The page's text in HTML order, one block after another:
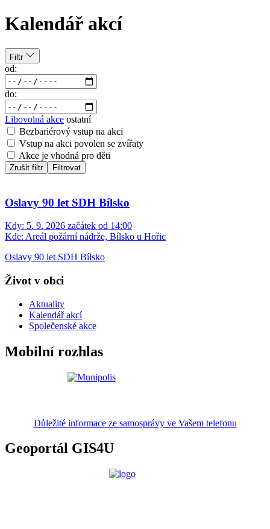
Kalendář akcí
Filtr
od:
do:
Libovolná akce ostatní
Bezbariérový vstup na akci
Vstup na akci povolen se zvířaty
Akce je vhodná pro děti
Zrušit filtr Filtrovat
Oslavy 90 let SDH Bílsko
Kdy: 5. 9. 2026 začátek od 14:00
Kde: Areál požární nádrže, Bílsko u Hořic
Oslavy 90 let SDH Bílsko
Život v obci
Aktuality
Kalendář akcí
Společenské akce
Mobilní rozhlas
Důležité informace ze samosprávy ve Vašem telefonu
Geoportál GIS4U